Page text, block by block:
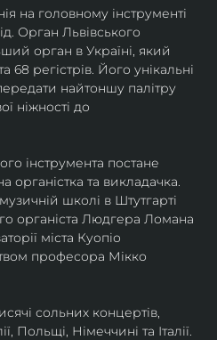
на головному інструменті
Орган Львівського
орган в Україні, який
68 регістрів. Його унікальні
найтоншу палітру
ніжності до
інструмента постане
органістка та викладачка.
школі в Штутгарті
органіста Людгера Ломана
міста Куопіо
професора Мікко
сольних концертів,
Польщі, Німеччині та Італії.